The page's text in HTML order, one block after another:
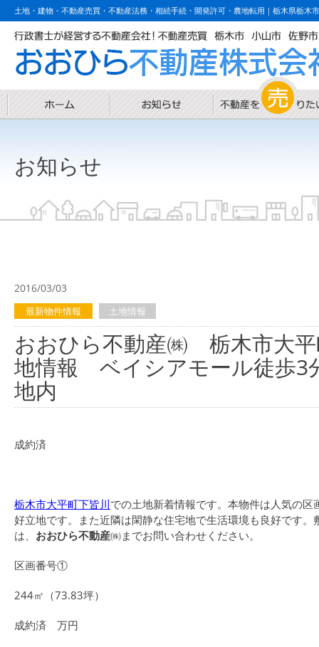
土地・建物・不動産売買・不動産法務・相続手続・開発許可・農地転用｜栃木県栃木
お知らせ
2016/03/03
最新物件情報 土地情報
おおひら不動産㈱ 栃木市大
地情報 ベイシアモール徒歩
地内
成約済
栃木市大平町下皆川での土地新着情報です。本物件は人気の区
好立地です。また近隣は閑静な住宅地で生活環境も良好です
は、 おおひら不動産㈱までお問い合わせください。
区画番号①
244㎡（73.83坪）
成約済 万円